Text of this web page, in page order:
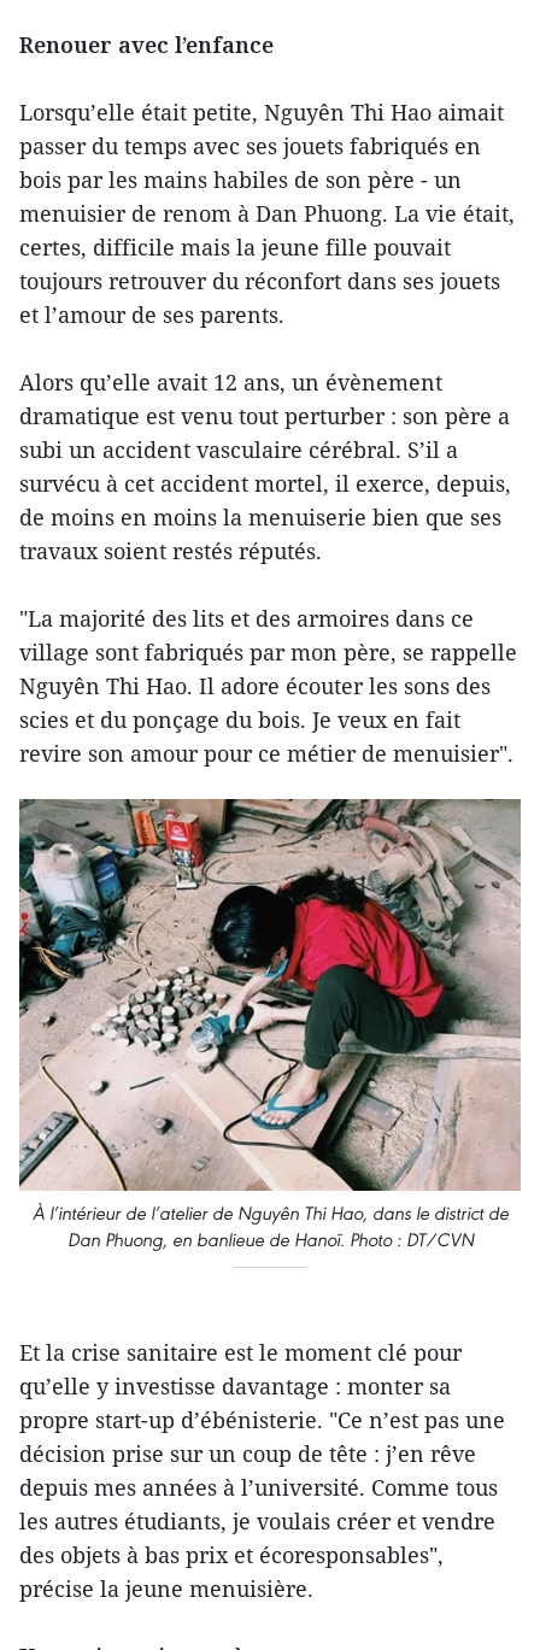
Renouer avec l’enfance
Lorsqu’elle était petite, Nguyên Thi Hao aimait
passer du temps avec ses jouets fabriqués en
bois par les mains habiles de son père - un
menuisier de renom à Dan Phuong. La vie était,
certes, difficile mais la jeune fille pouvait
toujours retrouver du réconfort dans ses jouets
et l’amour de ses parents.
Alors qu’elle avait 12 ans, un évènement
dramatique est venu tout perturber : son père a
subi un accident vasculaire cérébral. S’il a
survécu à cet accident mortel, il exerce, depuis,
de moins en moins la menuiserie bien que ses
travaux soient restés réputés.
"La majorité des lits et des armoires dans ce
village sont fabriqués par mon père, se rappelle
Nguyên Thi Hao. Il adore écouter les sons des
scies et du ponçage du bois. Je veux en fait
revire son amour pour ce métier de menuisier".
À l’intérieur de l’atelier de Nguyên Thi Hao, dans le district de
Dan Phuong, en banlieue de Hanoï. Photo : DT/CVN
Et la crise sanitaire est le moment clé pour
qu’elle y investisse davantage : monter sa
propre start-up d’ébénisterie. "Ce n’est pas une
décision prise sur un coup de tête : j’en rêve
depuis mes années à l’université. Comme tous
les autres étudiants, je voulais créer et vendre
des objets à bas prix et écoresponsables",
précise la jeune menuisière.